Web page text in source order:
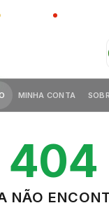
CHINA
MINHA CONTA
404
NÃO